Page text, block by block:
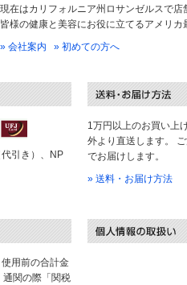
現在はカリフォルニア州ロサンゼルスで店
皆様の健康と美容にお役に立てるアメリカ
» 会社案内
» 初めての方へ
引き）、NP
1万円以上のお買い上
外より直送します。
でお届けします。
» 送料・お届け方法
用前の合計金
関の際「関税